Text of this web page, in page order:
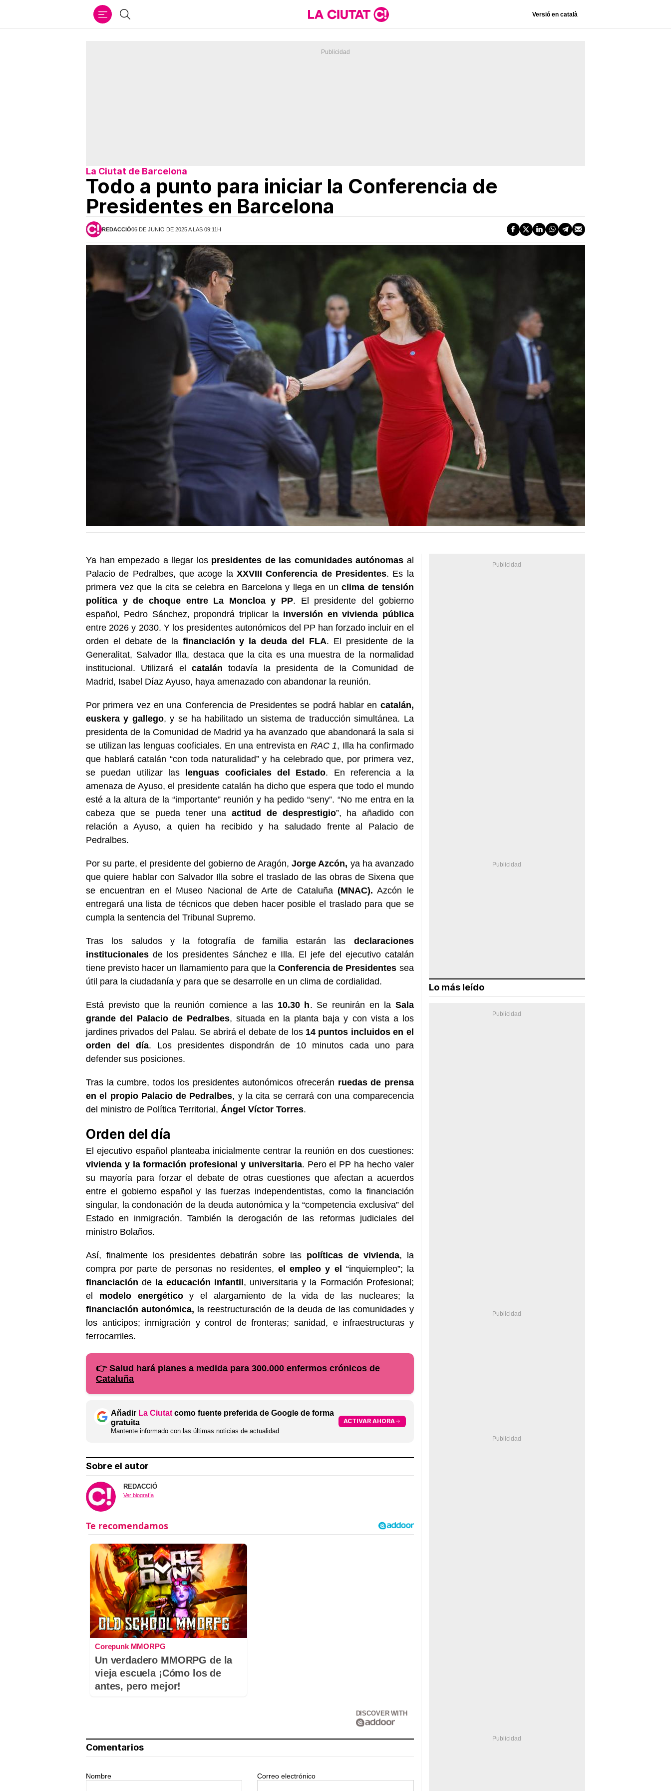
Buscar Versió en català
La Ciutat de Barcelona
Todo a punto para iniciar la Conferencia de
Presidentes en Barcelona
REDACCIÓ06 DE JUNIO DE 2025 A LAS 09:11H
Ya han empezado a llegar los presidentes de las comunidades autónomas al
Palacio de Pedralbes, que acoge la XXVIII Conferencia de Presidentes. Es la
primera vez que la cita se celebra en Barcelona y llega en unclima de tensión
política y de choque entre La Moncloa y PP. El presidente del gobierno
español, Pedro Sánchez, propondrá triplicar la inversión en vivienda pública
entre 2026 y 2030. Y los presidentes autonómicos del PP han forzado incluir en el
orden el debate de la financiación y la deuda del FLA. El presidente de la
Generalitat, Salvador Illa, destaca que la cita es una muestra de la normalidad
institucional. Utilizará elcatalán todavía la presidenta de la Comunidad de
Madrid, Isabel Díaz Ayuso, haya amenazado con abandonar la reunión.
Por primera vez en una Conferencia de Presidentes se podrá hablar en catalán,
euskera y gallego, y se ha habilitado un sistema de traducción simultánea. La
presidenta de la Comunidad de Madrid ya ha avanzado que abandonará la sala si
se utilizan las lenguas cooficiales. En una entrevista en RAC 1, Illa ha confirmado
que hablará catalán “con toda naturalidad” y ha celebrado que, por primera vez,
se puedan utilizar las lenguas cooficiales del Estado. En referencia a la
amenaza de Ayuso, el presidente catalán ha dicho que espera que todo el mundo
esté a la altura de la “importante” reunión y ha pedido “seny”. “No me entra en la
cabeza que se pueda tener unaactitud de desprestigio”, ha añadido con
relación a Ayuso, a quien ha recibido y ha saludado frente al Palacio de
Pedralbes.
Por su parte, el presidente del gobierno de Aragón,Jorge Azcón, ya ha avanzado
que quiere hablar con Salvador Illa sobre el traslado de las obras de Sixena que
se encuentran en el Museo Nacional de Arte de Cataluña(MNAC). Azcón le
entregará una lista de técnicos que deben hacer posible el traslado para que se
cumpla la sentencia del Tribunal Supremo.
Tras los saludos y la fotografía de familia estarán las declaraciones
institucionales de los presidentes Sánchez e Illa. El jefe del ejecutivo catalán
tiene previsto hacer un llamamiento para que la Conferencia de Presidentes sea
útil para la ciudadanía y para que se desarrolle en un clima de cordialidad.
Está previsto que la reunión comience a las 10.30 h. Se reunirán en laSala
grande del Palacio de Pedralbes, situada en la planta baja y con vista a los
jardines privados del Palau. Se abrirá el debate de los 14 puntos incluidos en el
orden del día. Los presidentes dispondrán de 10 minutos cada uno para
defender sus posiciones.
Tras la cumbre, todos los presidentes autonómicos ofrecerán ruedas de prensa
en el propio Palacio de Pedralbes, y la cita se cerrará con una comparecencia
del ministro de Política Territorial, Ángel Víctor Torres.
Orden del día
El ejecutivo español planteaba inicialmente centrar la reunión en dos cuestiones:
vivienda y la formación profesional y universitaria. Pero el PP ha hecho valer
su mayoría para forzar el debate de otras cuestiones que afectan a acuerdos
entre el gobierno español y las fuerzas independentistas, como la financiación
singular, la condonación de la deuda autonómica y la “competencia exclusiva” del
Estado en inmigración. También la derogación de las reformas judiciales del
ministro Bolaños.
Así, finalmente los presidentes debatirán sobre las políticas de vivienda, la
compra por parte de personas no residentes,el empleo y el “inquiempleo”; la
financiación de la educación infantil, universitaria y la Formación Profesional;
el modelo energéticoy el alargamiento de la vida de las nucleares; la
financiación autonómica, la reestructuración de la deuda de las comunidades y
los anticipos; inmigración y control de fronteras; sanidad, e infraestructuras y
ferrocarriles.
👉 Salud hará planes a medida para 300.000 enfermos crónicos de
Cataluña
Añadir La Ciutat como fuente preferida de Google de forma
gratuita
Mantente informado con las últimas noticias de actualidad
ACTIVAR AHORA
Sobre el autor
REDACCIÓ
Ver biografía
Corepunk MMORPG
Un verdadero MMORPG de la
vieja escuela ¡Cómo los de
antes, pero mejor!
DISCOVER WITH
Comentarios
Nombre Correo electrónico
Lo más leído